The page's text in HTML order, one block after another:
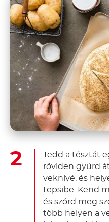
Tedd a tésztát
röviden gyúrd
veknivé, és
tepsibe. Kend
és szórd meg
több helyen a